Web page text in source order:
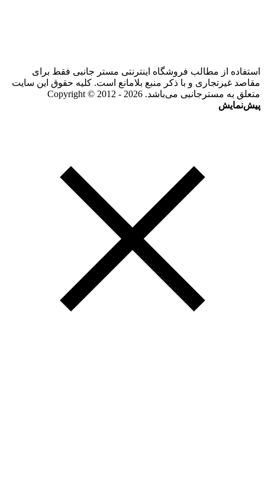
استفاده از مطالب فروشگاه اینترنتی مستر جانبی فقط برای
مقاصد غیرتجاری و با ذکر منبع بلامانع است. کلیه حقوق این سایت
متعلق به مسترجانبی می‌باشد. Copyright © 2012 - 2026
پیش‌نمایش